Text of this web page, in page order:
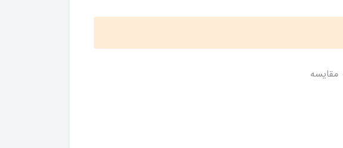
مقایسه